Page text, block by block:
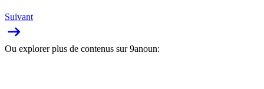
Suivant
Ou explorer plus de contenus sur 9anoun: